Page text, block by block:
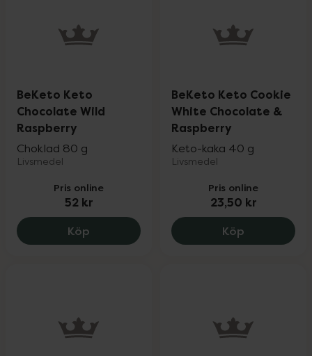
BeKeto Keto
Chocolate Wild
Raspberry
Choklad 80 g
Livsmedel
Pris online
52 kr
Köp BeKeto Keto Chocolate Wild
BeKeto Keto Cookie
White Chocolate &
Raspberry
Keto-kaka 40 g
Livsmedel
Pris online
23,50 kr
Köp BeKeto